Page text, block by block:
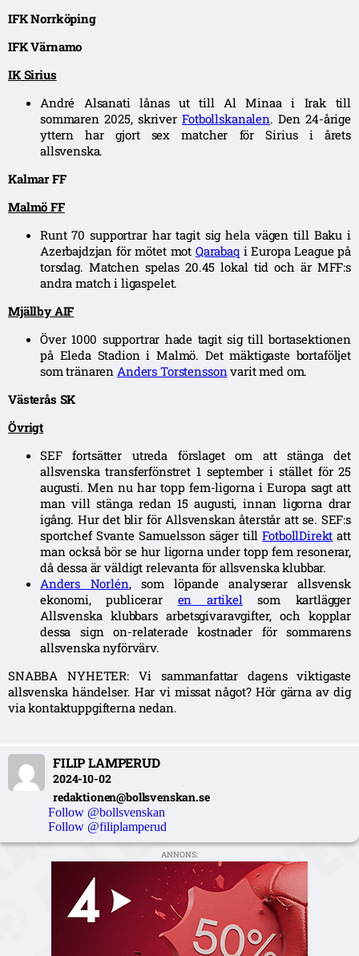
IFK Norrköping
IFK Värnamo
IK Sirius
André Alsanati lånas ut till Al Minaa i Irak till
sommaren 2025, skriverFotbollskanalen. Den 24-årige
yttern har gjort sex matcher för Sirius i årets
allsvenska.
Kalmar FF
Malmö FF
Runt 70 supportrar har tagit sig hela vägen till Baku i
Azerbajdzjan för mötet mot Qarabaqi Europa League på
torsdag. Matchen spelas 20.45 lokal tid och är MFF:s
andra match i ligaspelet.
Mjällby AIF
Över 1000 supportrar hade tagit sig till bortasektionen
på Eleda Stadion i Malmö. Det mäktigaste bortaföljet
som tränarenAnders Torstenssonvarit med om.
Västerås SK
Övrigt
SEF fortsätter utreda förslaget om att stänga det
allsvenska transferfönstret 1 september i stället för 25
augusti. Men nu har topp fem-ligorna i Europa sagt att
man vill stänga redan 15 augusti, innan ligorna drar
igång. Hur det blir för Allsvenskan återstår att se. SEF:s
sportchef Svante Samuelsson säger tillFotbollDirekt att
man också bör se hur ligorna under topp fem resonerar,
då dessa är väldigt relevanta för allsvenska klubbar.
Anders Norlén, som löpande analyserar allsvensk
ekonomi, publicerar en artikelsom kartlägger
Allsvenska klubbars arbetsgivaravgifter, och kopplar
dessa sign on-relaterade kostnader för sommarens
allsvenska nyförvärv.
SNABBA NYHETER: Vi sammanfattar dagens viktigaste
allsvenska händelser. Har vi missat något? Hör gärna av dig
via kontaktuppgifterna nedan.
FILIP LAMPERUD
2024-10-02
redaktionen@bollsvenskan.se
Follow @bollsvenskan
Follow @filiplamperud
ANNONS: